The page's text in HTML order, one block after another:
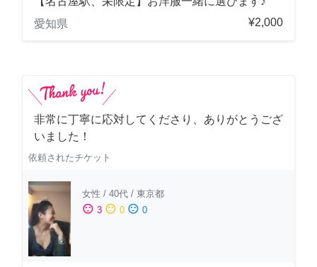
愛知県
¥2,000
非常に丁寧に応対してくださり、ありがとうござ
いました！
依頼されたチケット
女性 / 40代 / 東京都
sentiment_satisfied 3 sentiment_neutral 0 sentiment_dissatisfied 0